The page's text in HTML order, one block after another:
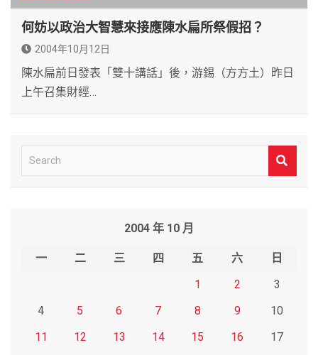
何妨以政治大智慧來接應陳水扁所祭假招？
2004年10月12日
陳水扁前日發表「雙十講話」後，游錫（方方土）昨日
上午召集財經…
e
2004 年 10 月
一 二 三 四 五 六
日
1
2
3
4
5 6 7 8 9
10
11
12 13 14 15 16
17